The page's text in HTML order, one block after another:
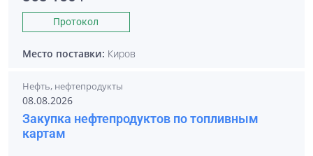
Протокол
Место поставки: Киров
Нефть, нефтепродукты
08.08.2026
Закупка нефтепродуктов по топливным
картам